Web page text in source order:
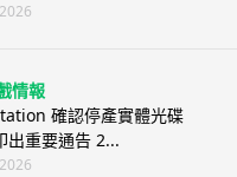
情報
確認停產實體光碟
出重要通告 2...